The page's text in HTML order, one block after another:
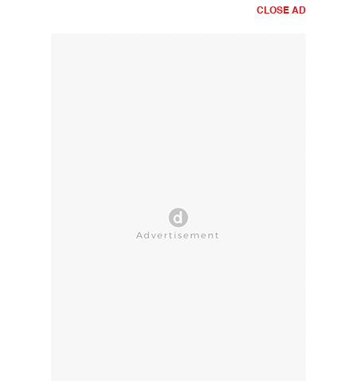
CLOSE AD